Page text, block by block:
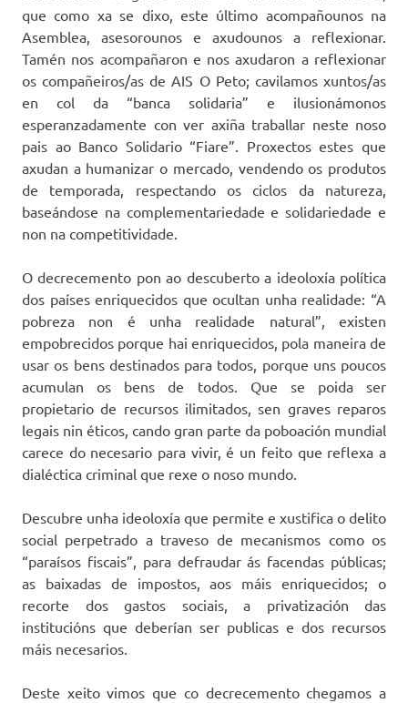
que como xa se dixo, este último acompañounos na
Asemblea, asesorounos e axudounos a reflexionar.
Tamén nos acompañaron e nos axudaron a reflexionar
os compañeiros/as de AIS O Peto; cavilamos xuntos/as
en col da “banca solidaria” e ilusionámonos
esperanzadamente con ver axiña traballar neste noso
pais ao Banco Solidario “Fiare”. Proxectos estes que
axudan a humanizar o mercado, vendendo os produtos
de temporada, respectando os ciclos da natureza,
baseándose na complementariedade e solidariedade e
non na competitividade.
O decrecemento pon ao descuberto a ideoloxía política
dos países enriquecidos que ocultan unha realidade: “A
pobreza non é unha realidade natural”, existen
empobrecidos porque hai enriquecidos, pola maneira de
usar os bens destinados para todos, porque uns poucos
acumulan os bens de todos. Que se poida ser
propietario de recursos ilimitados, sen graves reparos
legais nin éticos, cando gran parte da poboación mundial
carece do necesario para vivir, é un feito que reflexa a
dialéctica criminal que rexe o noso mundo.
Descubre unha ideoloxía que permite e xustifica o delito
social perpetrado a traveso de mecanismos como os
“paraísos fiscais”, para defraudar ás facendas públicas;
as baixadas de impostos, aos máis enriquecidos; o
recorte dos gastos sociais, a privatización das
institucións que deberían ser publicas e dos recursos
máis necesarios.
Deste xeito vimos que co decrecemento chegamos a